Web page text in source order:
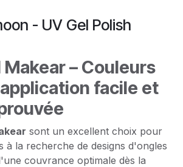
- UV Gel Polish
– Couleurs
facile et
sont un excellent choix pour
à la recherche de designs d'ongles
couvrance optimale dès la